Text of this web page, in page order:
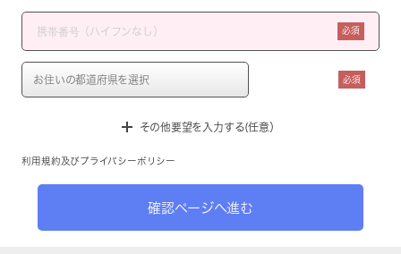
必須
必須
その他要望を入力する(任意）
利用規約 及び プライバシーポリシー
確認ページへ進む